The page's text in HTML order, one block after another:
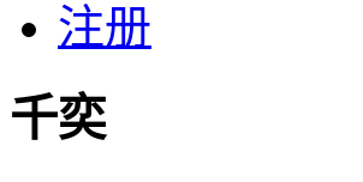
注册
千奕